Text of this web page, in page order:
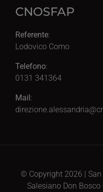
CNOSFAP
Referente:
Lodovico Como
Telefono:
0131 341364
Mail:
© Copyright 2026 |
Salesiano Don Bosco